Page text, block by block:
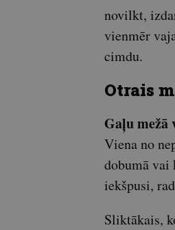
novilkt,
vienmēr
cimdu.
Otrais
Gaļu mežā
Viena no
dobumā vai
iekšpusi,
Sliktākais,